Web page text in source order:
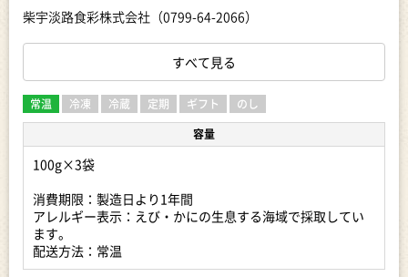
柴宇淡路食彩株式会社（0799-64-2066）
・返礼品の配送にあたり、事業者などより連絡する場合があり
ますので、必ず日中連絡がつく電話番号、またはメールアドレ
スをご登録ください。
・寄附への御礼の品です。ご不在や送付先住所の誤り等によ
り、返礼品がお届けできない場合、再送は致しかねます。あら
【申込期日】
通年
【注意書き】
※商品コード: as21804
すべて見る
常温 冷凍 冷蔵 定期 ギフト
のし
容量
100g×3袋
消費期限：製造日より1年間
アレルギー表示：えび・かにの生息する海域で採取してい
ます。
配送方法：常温